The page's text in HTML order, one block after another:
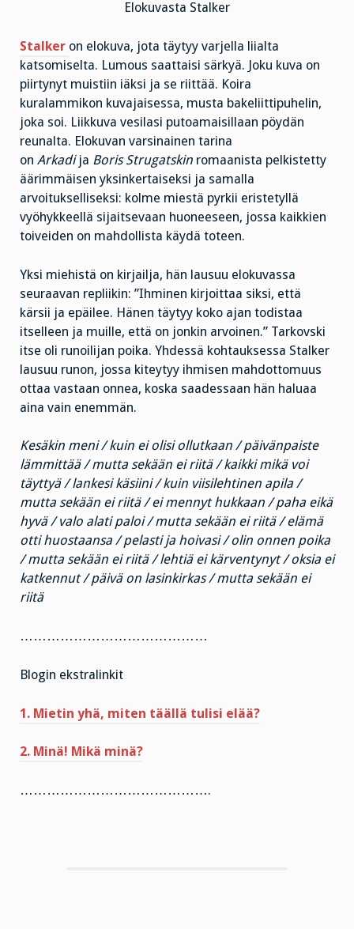
Elokuvasta Stalker
Stalker on elokuva, jota täytyy varjella liialta
katsomiselta. Lumous saattaisi särkyä. Joku kuva on
piirtynyt muistiin iäksi ja se riittää. Koira
kuralammikon kuvajaisessa, musta bakeliittipuhelin,
joka soi. Liikkuva vesilasi putoamaisillaan pöydän
reunalta. Elokuvan varsinainen tarina
on Arkadi ja Boris Strugatskin romaanista pelkistetty
äärimmäisen yksinkertaiseksi ja samalla
arvoitukselliseksi: kolme miestä pyrkii eristetyllä
vyöhykkeellä sijaitsevaan huoneeseen, jossa kaikkien
toiveiden on mahdollista käydä toteen.
Yksi miehistä on kirjailja, hän lausuu elokuvassa
seuraavan repliikin: ”Ihminen kirjoittaa siksi, että
kärsii ja epäilee. Hänen täytyy koko ajan todistaa
itselleen ja muille, että on jonkin arvoinen.” Tarkovski
itse oli runoilijan poika. Yhdessä kohtauksessa Stalker
lausuu runon, jossa kiteytyy ihmisen mahdottomuus
ottaa vastaan onnea, koska saadessaan hän haluaa
aina vain enemmän.
Kesäkin meni / kuin ei olisi ollutkaan / päivänpaiste
lämmittää / mutta sekään ei riitä / kaikki mikä voi
täyttyä / lankesi käsiini / kuin viisilehtinen apila /
mutta sekään ei riitä / ei mennyt hukkaan / paha eikä
hyvä / valo alati paloi / mutta sekään ei riitä / elämä
otti huostaansa / pelasti ja hoivasi / olin onnen poika
/ mutta sekään ei riitä / lehtiä ei kärventynyt / oksia ei
katkennut / päivä on lasinkirkas / mutta sekään ei
riitä
……………………………………
Blogin ekstralinkit
1. Mietin yhä, miten täällä tulisi elää?
2. Minä! Mikä minä?
…………………………………….